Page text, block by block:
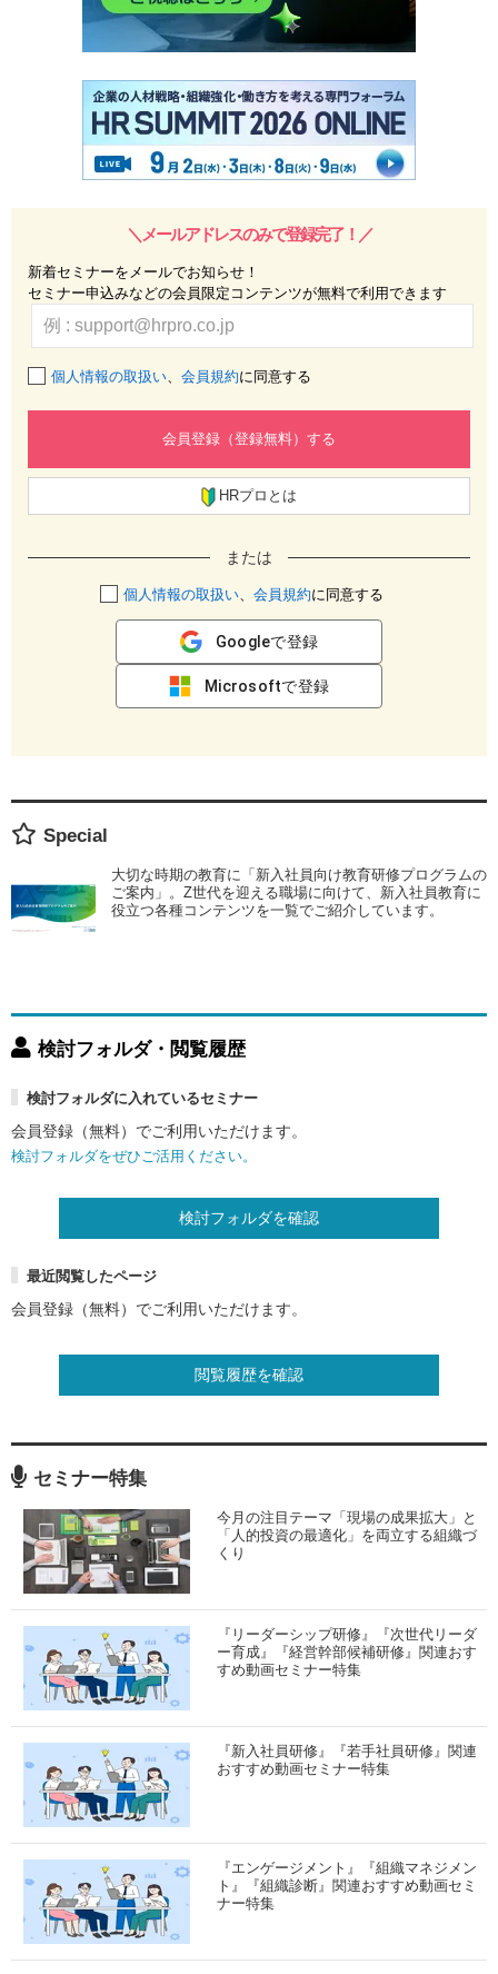
＼メールアドレスのみで登録完了！／
新着セミナーをメールでお知らせ！
セミナー申込みなどの会員限定コンテンツが無料で利用できます
個人情報の取扱い、 会員規約に同意する
会員登録（登録無料）する
HRプロとは
または
個人情報の取扱い、 会員規約に同意する
Googleで登録
Microsoftで登録
Special
大切な時期の教育に「新入社員向け教育研修プログラムの
ご案内」。Z世代を迎える職場に向けて、新入社員教育に
役立つ各種コンテンツを一覧でご紹介しています。
検討フォルダ・閲覧履歴
検討フォルダに入れているセミナー
会員登録（無料）でご利用いただけます。
検討フォルダをぜひご活用ください。
検討フォルダを確認
最近閲覧したページ
会員登録（無料）でご利用いただけます。
閲覧履歴を確認
セミナー特集
今月の注目テーマ「現場の成果拡大」と
「人的投資の最適化」を両立する組織づ
くり
『リーダーシップ研修』『次世代リーダ
ー育成』『経営幹部候補研修』関連おす
すめ動画セミナー特集
『新入社員研修』『若手社員研修』関連
おすすめ動画セミナー特集
『エンゲージメント』『組織マネジメン
ト』『組織診断』関連おすすめ動画セミ
ナー特集